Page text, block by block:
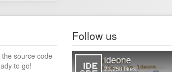
source code
to go!
Follow us